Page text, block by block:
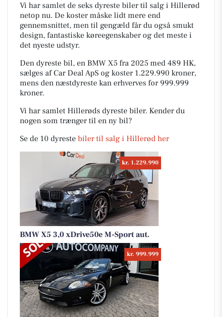
Vi har samlet de seks dyreste biler til salg i Hillerød
netop nu. De koster måske lidt mere end
gennemsnittet, men til gengæld får du også smukt
design, fantastiske køreegenskaber og det meste i
det nyeste udstyr.
Den dyreste bil, en BMW X5 fra 2025 med 489 HK,
sælges af Car Deal ApS og koster 1.229.990 kroner,
mens den næstdyreste kan erhverves for 999.999
kroner.
Vi har samlet Hillerøds dyreste biler. Kender du
nogen som trænger til en ny bil?
Se de 10 dyreste biler til salg i Hillerød her
kr. 1.229.990
BMW X5 3,0 xDrive50e M-Sport aut.
kr. 999.999